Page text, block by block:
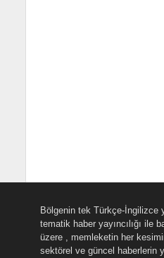
Bölgenin tek Türkçe-İngilizce
tematik haber yayıncılığı ile
üzere , memleketin her
sektörel ve güncel haberlerin